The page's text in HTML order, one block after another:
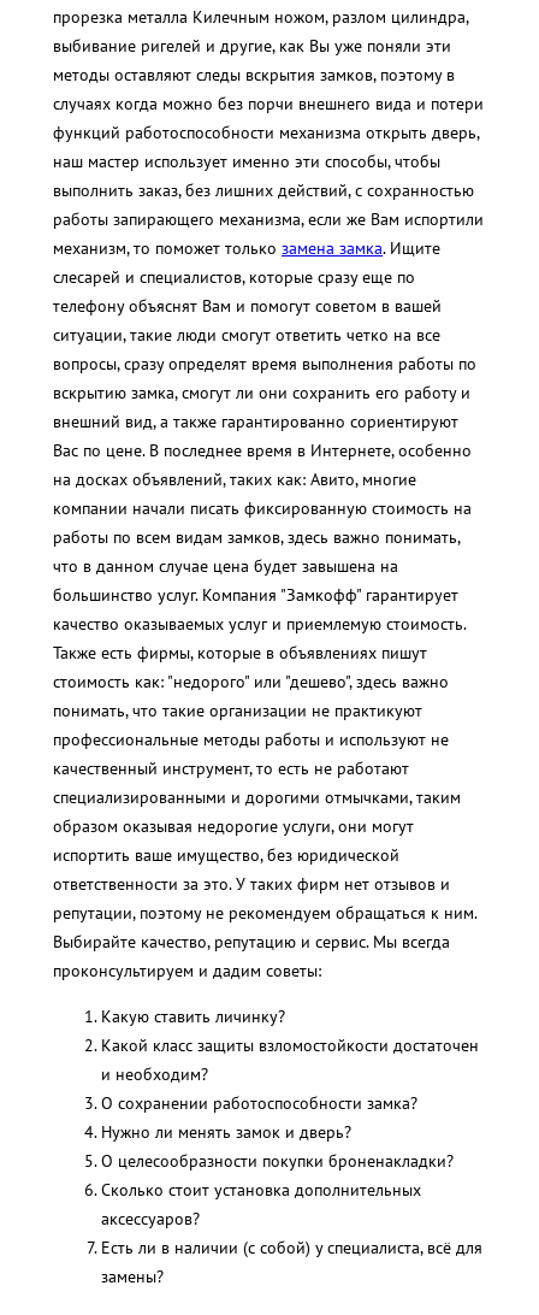
прорезка металла Килечным ножом, разлом цилиндра,
выбивание ригелей и другие, как Вы уже поняли эти
методы оставляют следы вскрытия замков, поэтому в
случаях когда можно без порчи внешнего вида и потери
функций работоспособности механизма открыть дверь,
наш мастер использует именно эти способы, чтобы
выполнить заказ, без лишних действий, с сохранностью
работы запирающего механизма, если же Вам испортили
механизм, то поможет только замена замка. Ищите
слесарей и специалистов, которые сразу еще по
телефону объяснят Вам и помогут советом в вашей
ситуации, такие люди смогут ответить четко на все
вопросы, сразу определят время выполнения работы по
вскрытию замка, смогут ли они сохранить его работу и
внешний вид, а также гарантированно сориентируют
Вас по цене. В последнее время в Интернете, особенно
на досках объявлений, таких как: Авито, многие
компании начали писать фиксированную стоимость на
работы по всем видам замков, здесь важно понимать,
что в данном случае цена будет завышена на
большинство услуг. Компания "Замкофф" гарантирует
качество оказываемых услуг и приемлемую стоимость.
Также есть фирмы, которые в объявлениях пишут
стоимость как: "недорого" или "дешево", здесь важно
понимать, что такие организации не практикуют
профессиональные методы работы и используют не
качественный инструмент, то есть не работают
специализированными и дорогими отмычками, таким
образом оказывая недорогие услуги, они могут
испортить ваше имущество, без юридической
ответственности за это. У таких фирм нет отзывов и
репутации, поэтому не рекомендуем обращаться к ним.
Выбирайте качество, репутацию и сервис. Мы всегда
проконсультируем и дадим советы:
Какую ставить личинку?
Какой класс защиты взломостойкости достаточен
и необходим?
О сохранении работоспособности замка?
Нужно ли менять замок и дверь?
О целесообразности покупки броненакладки?
Сколько стоит установка дополнительных
аксессуаров?
Есть ли в наличии (с собой) у специалиста, всё для
замены?